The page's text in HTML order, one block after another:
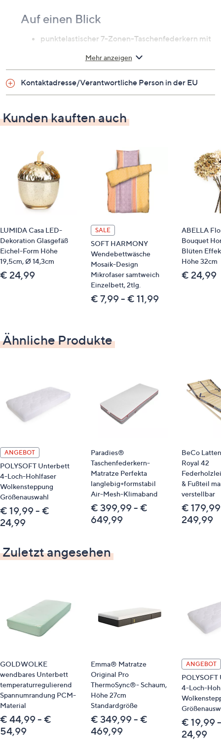
Auf einen Blick
punktelastischer 7-Zonen-Taschenfederkern mit
MEGACell-Schultereinlagen
dreh- und wendbar mit gleich festen Liegeseiten
anschmiegsames Doppeltuch mit atmungsaktiver
Bezugshälften getrennt bis 60° waschbar
mit Tierhaar-Allergie geeignet
CertiPur zertifiziert: C-AU-DE-1025-501-0278
Made in Germany
Material
Bezug: 65 % Polyester, 35 % Viskose
Kern: Polyurethan, Taschenfederkern
Garantie
10 Jahre Herstellergarantie
Identifikationsnummer
Bitte beachten
Packstation oder ins Ausland lieferbar.
Qualitätshinweise
STANDARD 100 by OEKO-TEX®
Mehr anzeigen
Kontaktadresse/Verantwortliche Person in der EU
Kunden kauften auch
LUMIDA Casa LED-
Dekoration Glasgefäß
Eichel-Form Höhe
19,5cm, Ø 14,3cm
€ 24,99
SALE
SOFT HARMONY
Wendebettwäsche
Mosaik-Design
Mikrofaser samtweich
Einzelbett, 2tlg.
€ 7,99 - € 11,99
ABELLA
Bouquet
Blüten
Höhe 32cm
€ 24,99
Ähnliche Produkte
ANGEBOT
POLYSOFT Unterbett
4-Loch-Hohlfaser
Wolkensteppung
Größenauswahl
€ 19,99 - €
24,99
Paradies®
Taschenfederkern-
Matratze Perfekta
langlebig+formstabil
Air-Mesh-Klimaband
€ 399,99 - €
649,99
BeCo
Royal 42
& Fußteil
verstellbar
€
249,99
Zuletzt angesehen
GOLDWOLKE
wendbares Unterbett
temperaturregulierend
Spannumrandung PCM-
Material
€ 44,99 - €
54,99
Emma® Matratze
Original Pro
ThermoSync®- Schaum,
Höhe 27cm
Standardgröße
€ 349,99 - €
469,99
ANGEBOT
4-Loch-
€ 19,99
24,99